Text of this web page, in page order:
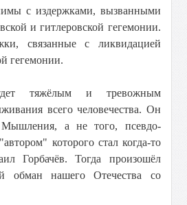
с издержками, вызванными
и гитлеровской гегемонии.
связанные с ликвидацией
гегемонии.
тяжёлым и тревожным
всего человечества. Он
Мышления, а не того, псевдо-
которого стал когда-то
Горбачёв. Тогда произошёл
нашего Отечества со